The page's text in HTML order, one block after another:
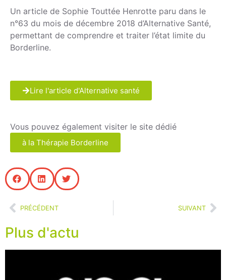
Un article de Sophie Touttée Henrotte paru dans le
n°63 du mois de décembre 2018 d’Alternative Santé,
permettant de comprendre et traiter l’état limite du
Borderline.
Lire l'article d'Alternative santé
Vous pouvez également visiter le site dédié
à la Thérapie Borderline
PRÉCÉDENT SUIVANT
Plus d'actu